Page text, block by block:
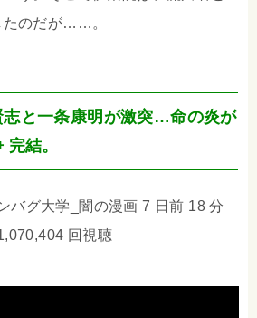
たのだが……。
志と一条康明が激突…命の炎が
結。
バグ大学_闇の漫画 7 日前 18 分
回視聴